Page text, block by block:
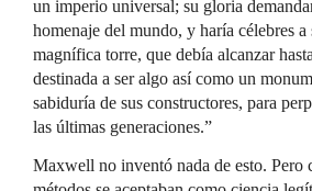
un imperio universal; su gloria
homenaje del mundo, y haría célebres a
magnífica torre, que debía alcanzar
destinada a ser algo así como un
sabiduría de sus constructores, para
las últimas generaciones.”
Maxwell no inventó nada de esto. Pero